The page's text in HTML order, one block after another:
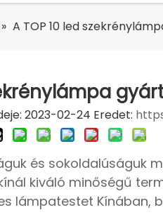
» A TOP 10 led
2023-02-24 Eredet:
és sokoldalúságuk
kiváló minőségű
lámpatestet